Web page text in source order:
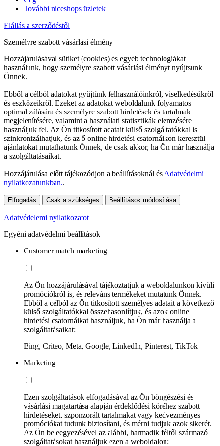
További niceshops üzletek
Elállás a szerződéstől
Személyre szabott vásárlási élmény
Hozzájárulásával sütiket (cookies) és egyéb technológiákat
használunk, hogy személyre szabott vásárlási élményt nyújtsunk
Önnek.
Ebből a célból adatokat gyűjtünk felhasználóinkról, viselkedésükről
és eszközeikről. Ezeket az adatokat weboldalunk folyamatos
optimalizálására és személyre szabott hirdetések és tartalmak
megjelenítésére, valamint a használati statisztikák elemzésére
használjuk fel. Az Ön titkosított adatait külső szolgáltatókkal is
szinkronizálhatjuk, és az ő online hirdetési csatornáikon keresztül
ajánlatokat mutathatunk Önnek, de csak akkor, ha Ön már használja
a szolgáltatásaikat.
Hozzájárulása előtt tájékozódjon a beállításoknál és Adatvédelmi
nyilatkozatunkban..
Elfogadás Csak a szükséges Beállítások módosítása
Adatvédelemi nyilatkozatot
Egyéni adatvédelmi beállítások
Customer match marketing
Az Ön hozzájárulásával tájékoztatjuk a weboldalunkon kívüli
promóciókról is, és releváns termékeket mutatunk Önnek.
Ebből a célból az Ön titkosított személyes adatait a következő
külső szolgáltatókkal összehasonlítjuk, és azok online
hirdetési csatornáikat használjuk, ha Ön már használja a
szolgáltatásaikat:
Bing, Criteo, Meta, Google, LinkedIn, Pinterest, TikTok
Marketing
Ezen szolgáltatások elfogadásával az Ön böngészési és
vásárlási magatartása alapján érdeklődési köréhez szabott
hirdetéseket, szponzorált tartalmakat vagy kedvezményes
promóciókat tudunk biztosítani, és mérni tudjuk azok sikerét.
Az Ön beleegyezésével az alábbi, harmadik féltől származó
szolgáltatásokat használjuk ezen a weboldalon: